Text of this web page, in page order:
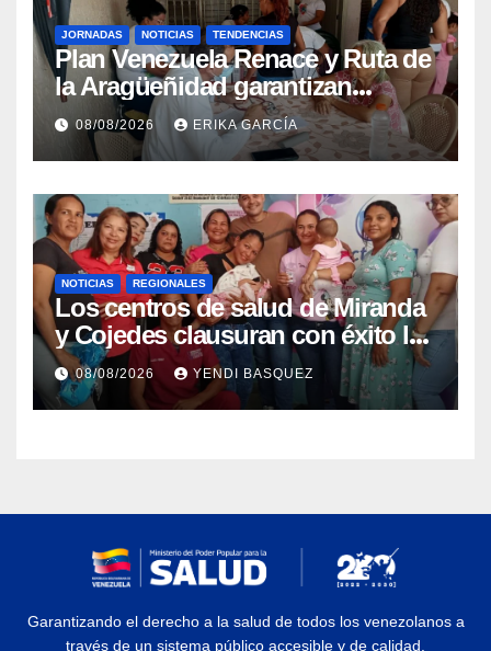
JORNADAS NOTICIAS TENDENCIAS
Plan Venezuela Renace y Ruta de
la Aragüeñidad garantizan
atención médica integral en
Aragua
08/08/2026 ERIKA GARCÍA
NOTICIAS REGIONALES
Los centros de salud de Miranda
y Cojedes clausuran con éxito la
Semana Mundial de la Lactancia
Materna
08/08/2026 YENDI BASQUEZ
Garantizando el derecho a la salud de todos los venezolanos a
través de un sistema público accesible y de calidad.